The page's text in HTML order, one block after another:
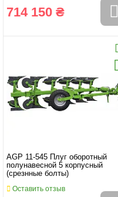
714 150 ₴
AGP 11-545 Плуг оборотный
полунавесной 5 корпусный
(срезнные болты)
Оставить отзыв